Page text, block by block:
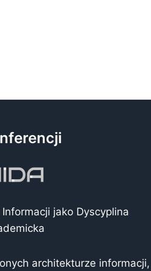
jako Dyscyplina
architekturze informacji,